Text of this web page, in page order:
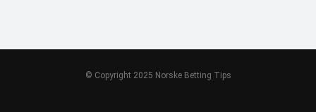
© Copyright 2025 Norske Betting Tips